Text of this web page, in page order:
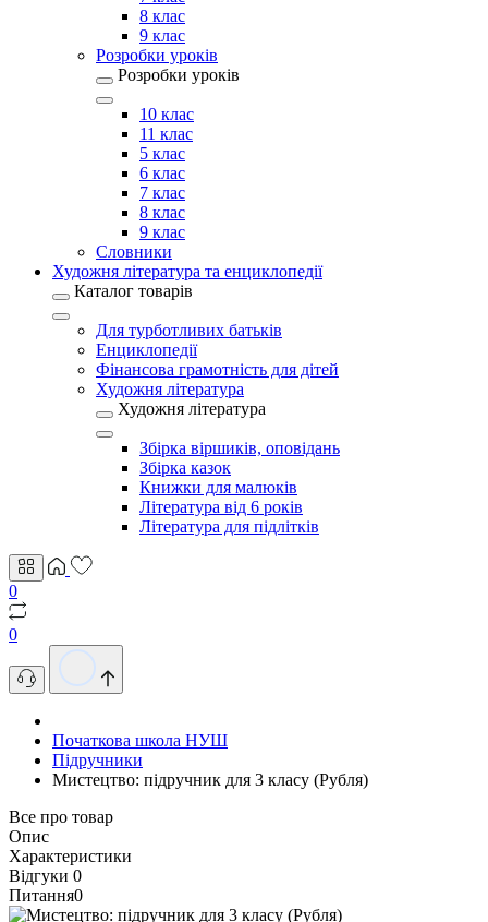
8 клас
9 клас
Розробки уроків
Розробки уроків
10 клас
11 клас
5 клас
6 клас
7 клас
8 клас
9 клас
Словники
Художня література та енциклопедії
Каталог товарів
Для турботливих батьків
Енциклопедії
Фінансова грамотність для дітей
Художня література
Художня література
Збірка віршиків, оповідань
Збірка казок
Книжки для малюків
Література від 6 років
Література для підлітків
0
0
Початкова школа НУШ
Підручники
Мистецтво: підручник для 3 класу (Рубля)
Все про товар
Опис
Характеристики
Відгуки 0
Питання0